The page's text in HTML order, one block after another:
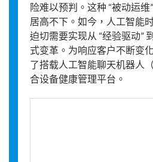
险难以预判。这种 “被动运
居高不下。如今，人工智能
迫切需要实现从 “经验驱动”
式变革。为响应客户不断变
了搭载人工智能聊天机器人
合设备健康管理平台。